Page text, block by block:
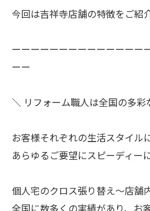
今回は吉祥寺店舗の特徴をご紹
ーーーーーーーーーーーーーー
ーー
＼ リフォーム職人は全国の多
お客様それぞれの生活スタイル
あらゆるご要望にスピーディー
個人宅のクロス張り替え〜店舗
全国に数多くの実績があり、お